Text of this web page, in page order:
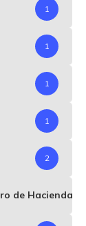
1
1
1
1
2
de Hacienda